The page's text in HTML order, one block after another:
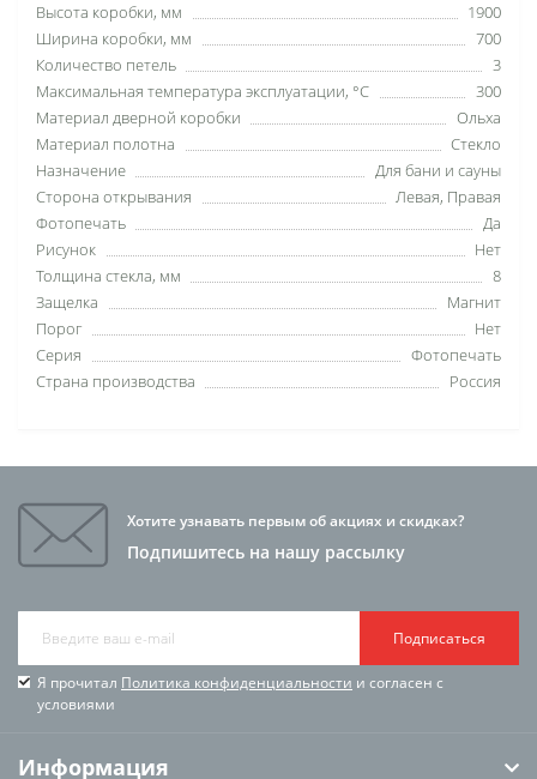
Высота коробки, мм
1900
Ширина коробки, мм
700
Количество петель
3
Максимальная температура эксплуатации, °C
300
Материал дверной коробки
Ольха
Материал полотна
Стекло
Назначение
Для бани и сауны
Сторона открывания
Левая, Правая
Фотопечать
Да
Рисунок
Нет
Толщина стекла, мм
8
Защелка
Магнит
Порог
Нет
Серия
Фотопечать
Страна производства
Россия
Хотите узнавать первым об акциях и скидках?
Подпишитесь на нашу рассылку
Подписаться
Я прочитал Политика конфиденциальности и согласен с
условиями
Информация